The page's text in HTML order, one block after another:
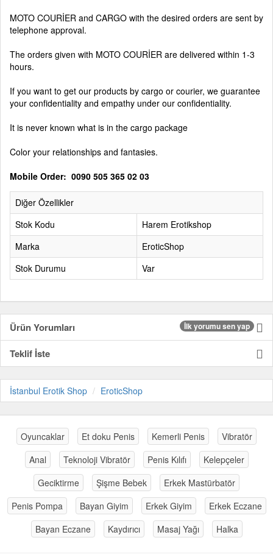
MOTO COURİER and CARGO with the desired orders are sent by
telephone approval.
The orders given with MOTO COURİER are delivered within 1-3
hours.
If you want to get our products by cargo or courier, we guarantee
your confidentiality and empathy under our confidentiality.
It is never known what is in the cargo package
Color your relationships and fantasies.
Mobile Order: 0090 505 365 02 03
Diğer Özellikler
Stok Kodu
Harem Erotikshop
Marka
EroticShop
Stok Durumu
Var
Ürün Yorumları İlk yorumu sen yap
Teklif İste
İstanbul Erotik Shop EroticShop
Oyuncaklar Et doku Penis Kemerli Penis
Vibratör
Anal
Teknoloji Vibratör Penis Kılıfı
Kelepçeler
Geciktirme
Şişme Bebek
Erkek Mastürbatör
Penis Pompa
Bayan Giyim Erkek Giyim
Erkek Eczane
Bayan Eczane
Kaydırıcı Masaj Yağı Halka